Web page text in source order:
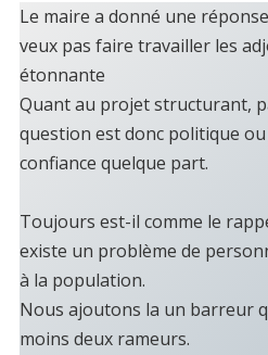
Le maire a donné une
veux pas faire travailler les
étonnante
Quant au projet structurant,
question est donc politique
confiance quelque part.
Toujours est-il comme le
existe un problème de
à la population.
Nous ajoutons la un barreur
moins deux rameurs.